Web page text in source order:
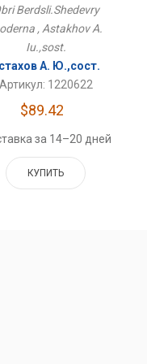
Berdsli.Shedevry
, Astakhov A.
Iu.,sost.
А. Ю.,сост.
Артикул: 1220622
$89.42
за 14–20 дней
КУПИТЬ